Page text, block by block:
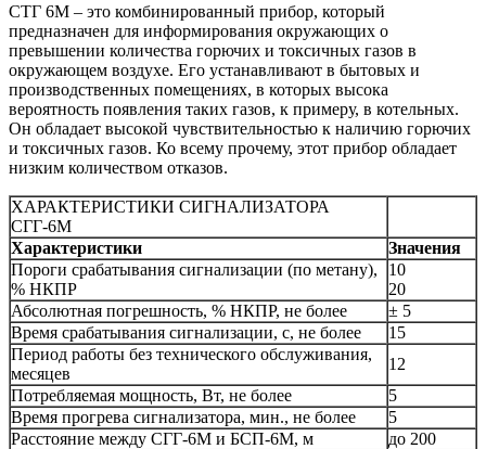
СТГ 6М – это комбинированный прибор, который
предназначен для информирования окружающих о
превышении количества горючих и токсичных газов в
окружающем воздухе. Его устанавливают в бытовых и
производственных помещениях, в которых высока
вероятность появления таких газов, к примеру, в котельных.
Он обладает высокой чувствительностью к наличию горючих
и токсичных газов. Ко всему прочему, этот прибор обладает
низким количеством отказов.
ХАРАКТЕРИСТИКИ СИГНАЛИЗАТОРА
СГГ-6М
Характеристики
Значения
Пороги срабатывания сигнализации (по метану),
% НКПР
10
20
Абсолютная погрешность, % НКПР, не более
± 5
Время срабатывания сигнализации, с, не более
15
Период работы без технического обслуживания,
месяцев
12
Потребляемая мощность, Вт, не более
5
Время прогрева сигнализатора, мин., не более
5
Расстояние между СГГ-6М и БСП-6М, м
до 200